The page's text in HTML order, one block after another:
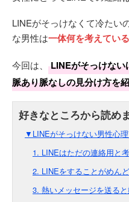
LINEがそっけなくて冷たい
な男性は一体何を考えてい
今回は、
LINEがそっけな
脈あり脈なしの見分け方を
▼LINEがそっけない男性心
1. LINEはただの連絡用と
2. LINEをすることがめん
3. 熱いメッセージを送る